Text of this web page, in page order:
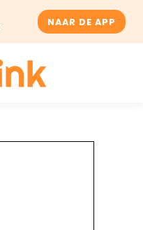
NAAR DE APP